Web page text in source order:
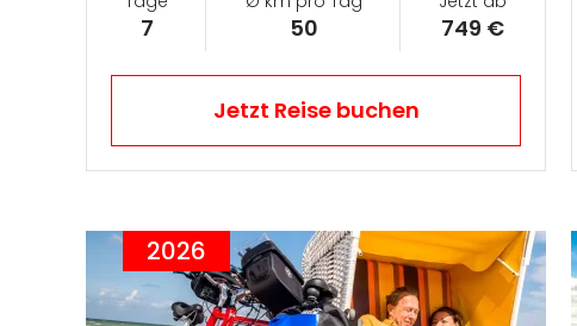
7 50 749 €
Jetzt Reise buchen
2026